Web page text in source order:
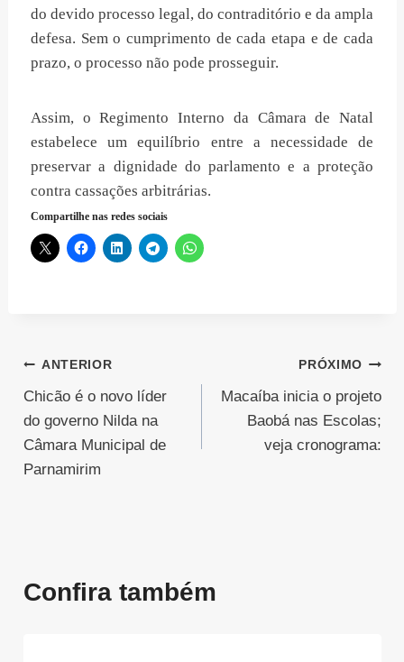
do devido processo legal, do contraditório e da ampla
defesa. Sem o cumprimento de cada etapa e de cada
prazo, o processo não pode prosseguir.
Assim, o Regimento Interno da Câmara de Natal
estabelece um equilíbrio entre a necessidade de
preservar a dignidade do parlamento e a proteção
contra cassações arbitrárias.
Compartilhe nas redes sociais
Navegação
de
Post
ANTERIOR
Chicão é o novo líder
do governo Nilda na
Câmara Municipal de
Parnamirim
PRÓXIMO
Macaíba inicia o projeto
Baobá nas Escolas;
veja cronograma:
Confira também